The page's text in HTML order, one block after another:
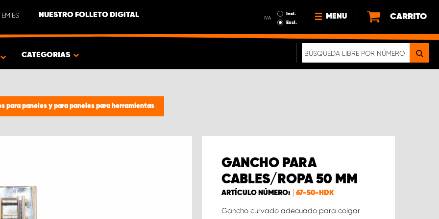
NUESTRO FOLLETO DIGITAL IVA
Incl.
Excl.
MENU
NOTICIAS
CARRITO
CATEGORIAS
para paneles y para paneles para herramientas
GANCHO PARA
CABLES/ROPA 50 MM
ARTÍCULO NÚMERO: 67-50-HDK
Gancho curvado adecuado para colgar